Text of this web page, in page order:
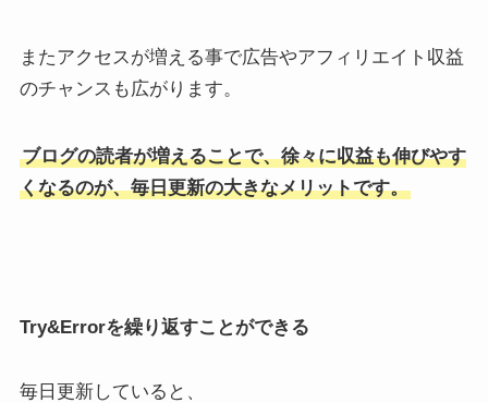
またアクセスが増える事で広告やアフィリエイト収益
のチャンスも広がります。
ブログの読者が増えることで、徐々に収益も伸びやす
くなるのが、毎日更新の大きなメリットです。
Try&Errorを繰り返すことができる
毎日更新していると、